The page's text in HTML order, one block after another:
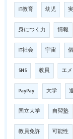
IT教育 幼児
身につく力 情報
IT社会 宇宙
SNS 教員 エ
PayPay 大学
国立大学 自習塾
教員免許 可能性